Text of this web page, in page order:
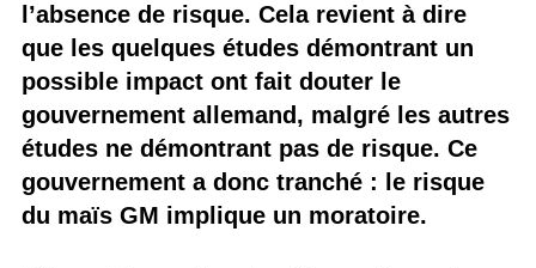
l’absence de risque. Cela revient à dire
que les quelques études démontrant un
possible impact ont fait douter le
gouvernement allemand, malgré les autres
études ne démontrant pas de risque. Ce
gouvernement a donc tranché : le risque
du maïs GM implique un moratoire.